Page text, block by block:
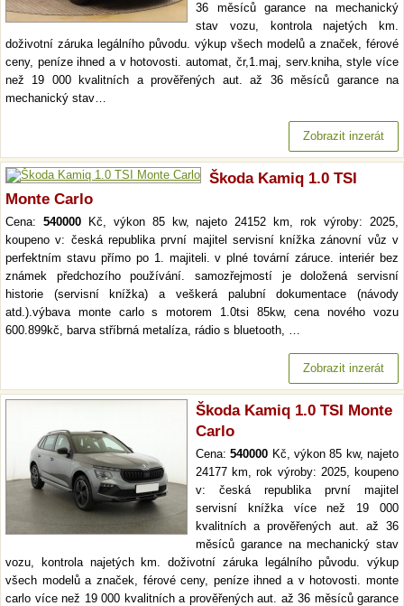
36 měsíců garance na mechanický
stav vozu, kontrola najetých km.
doživotní záruka legálního původu. výkup všech modelů a značek, férové
ceny, peníze ihned a v hotovosti. automat, čr,1.maj, serv.kniha, style více
než 19 000 kvalitních a prověřených aut. až 36 měsíců garance na
mechanický stav…
Zobrazit inzerát
Škoda Kamiq 1.0 TSI
Monte Carlo
Cena: 540000Kč, výkon 85 kw, najeto 24152 km, rok výroby: 2025,
koupeno v: česká republika první majitel servisní knížka zánovní vůz v
perfektním stavu přímo po 1. majiteli. v plné tovární záruce. interiér bez
známek předchozího používání. samozřejmostí je doložená servisní
historie (servisní knížka) a veškerá palubní dokumentace (návody
atd.).výbava monte carlo s motorem 1.0tsi 85kw, cena nového vozu
600.899kč, barva stříbrná metalíza, rádio s bluetooth, …
Zobrazit inzerát
Škoda Kamiq 1.0 TSI Monte
Carlo
Cena:540000 Kč, výkon 85 kw, najeto
24177 km, rok výroby: 2025, koupeno
v: česká republika první majitel
servisní knížka více než 19 000
kvalitních a prověřených aut. až 36
měsíců garance na mechanický stav
vozu, kontrola najetých km. doživotní záruka legálního původu. výkup
všech modelů a značek, férové ceny, peníze ihned a v hotovosti. monte
carlo více než 19 000 kvalitních a prověřených aut. až 36 měsíců garance